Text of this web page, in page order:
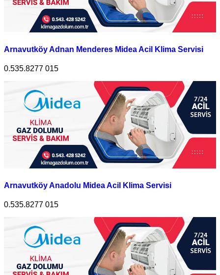
Arnavutköy Adnan Menderes Midea Acil Klima Servisi
0.535.8277 015
Arnavutköy Anadolu Midea Acil Klima Servisi
0.535.8277 015